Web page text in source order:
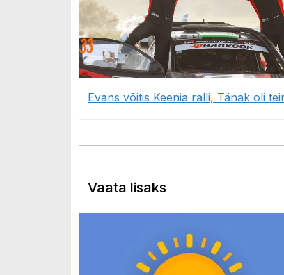
Evans võitis Keenia ralli, Tänak oli
Vaata lisaks